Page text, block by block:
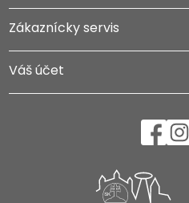
Zákaznícky servis
Váš účet